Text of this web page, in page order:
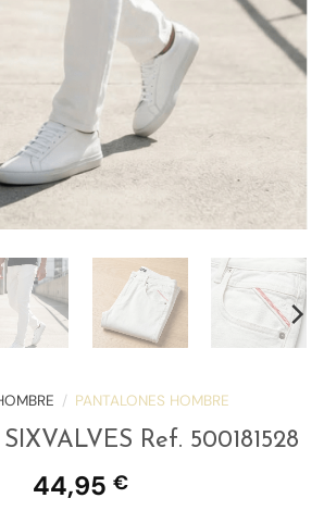
/ PANTALONES HOMBRE
Ref. 500181528
44,95 €